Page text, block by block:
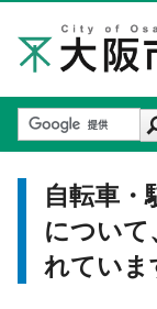
自転車・
について
れていま